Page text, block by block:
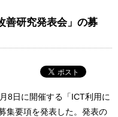
善研究発表会」の募
8日に開催する「ICT利用に
集要項を発表した。発表の